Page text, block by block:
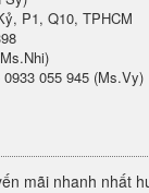
P1, Q10, TPHCM
055 945 (Ms.Vy)
mãi nhanh nhất